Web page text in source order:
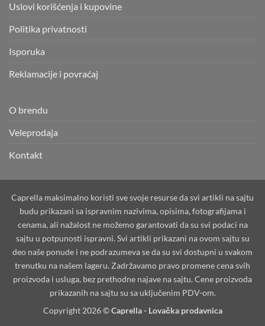
Uslovi korišćenja i kupovine
Politika privatnosti
Isporuka
Reklamacije i povraćaj
O brendu
Veleprodaja
Kontakt
Caprella maksimalno koristi sve svoje resurse da svi artikli na sajtu
budu prikazani sa ispravnim nazivima, opisima, fotografijama i
cenama, ali nažalost ne možemo garantovati da su svi podaci na
sajtu u potpunosti ispravni. Svi artikli prikazani na ovom sajtu su
deo naše ponude i ne podrazumeva se da su svi dostupni u svakom
trenutku na našem lageru. Zadržavamo pravo promene cena svih
proizvoda i usluga, bez prethodne najave na sajtu. Cene proizvoda
prikazanih na sajtu su sa uključenim PDV-om.
Copyright 2026 ©Caprella - Lovačka prodavnica